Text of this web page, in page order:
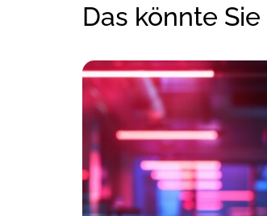
Das könnte